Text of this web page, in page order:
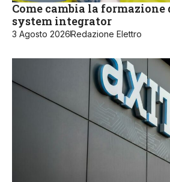
Come cambia la
system integrator
3 Agosto 2026Redazione Elettro